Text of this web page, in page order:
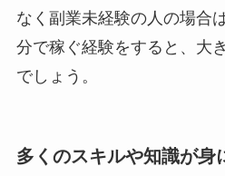
なく副業未経験の人の場合
分で稼ぐ経験をすると、大
でしょう。
多くのスキルや知識が身